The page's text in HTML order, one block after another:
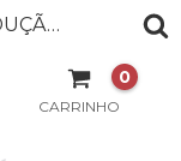
JOGO MAPA DE IDEIAS - PRODUÇÃO TEXTUAL
CARRINHO
0